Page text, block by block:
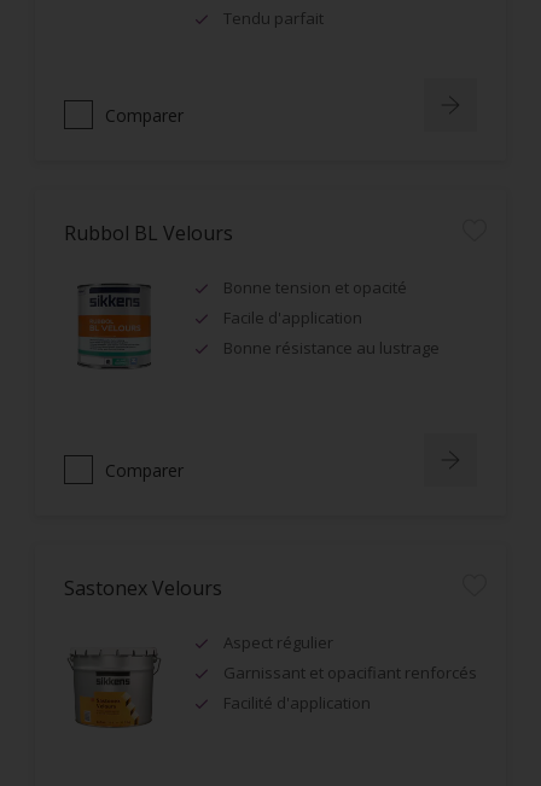
Tendu parfait
Comparer
Rubbol BL Velours
Bonne tension et opacité
Facile d'application
Bonne résistance au lustrage
Comparer
Sastonex Velours
Aspect régulier
Garnissant et opacifiant renforcés
Facilité d'application